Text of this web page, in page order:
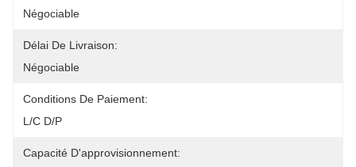
Négociable
Délai De Livraison:
Négociable
Conditions De Paiement:
L/C D/P
Capacité D'approvisionnement: